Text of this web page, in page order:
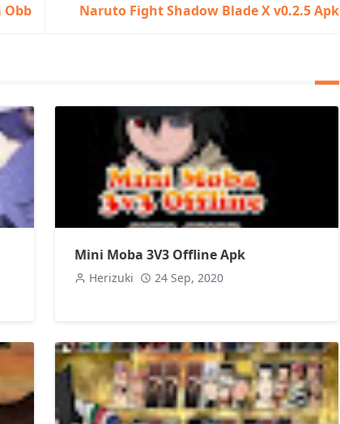
Obb Naruto Fight Shadow Blade X v0.2.5 Apk
Mini Moba 3V3 Offline Apk
Herizuki 24 Sep, 2020